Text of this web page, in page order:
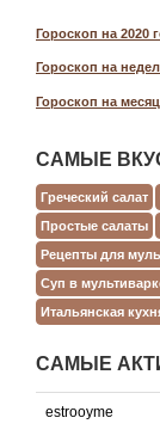
Гороскоп на 2020
Гороскоп на
Гороскоп на месяц
САМЫЕ
Греческий салат
Простые салаты
Рецепты для
Суп в
Итальянская
САМЫЕ
estrooyme